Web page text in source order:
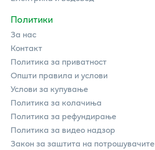
Политики
За нас
Контакт
Политика за приватност
Општи правила и услови
Услови за купување
Политика за колачиња
Политика за рефундирање
Политика за видео надзор
Закон за заштита на потрошувачите